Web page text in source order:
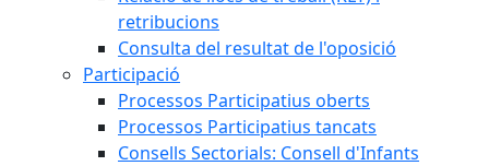
retribucions
Consulta del resultat de l'oposició
Participació
Processos Participatius oberts
Processos Participatius tancats
Consells Sectorials: Consell d'Infants